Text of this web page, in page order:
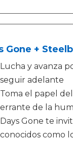
Gone +
Lucha y avanza
seguir adelante
Toma el papel
errante de la
Days Gone te
conocidos como